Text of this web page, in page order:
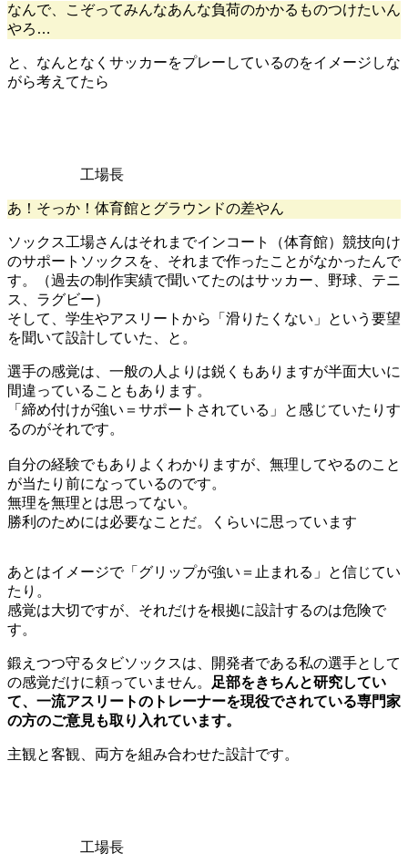
なんで、こぞってみんなあんな負荷のかかるものつけたいん
やろ…
と、なんとなくサッカーをプレーしているのをイメージしな
がら考えてたら
工場長
あ！そっか！体育館とグラウンドの差やん
ソックス工場さんはそれまでインコート（体育館）競技向け
のサポートソックスを、それまで作ったことがなかったんで
す。（過去の制作実績で聞いてたのはサッカー、野球、テニ
ス、ラグビー）
そして、学生やアスリートから「滑りたくない」という要望
を聞いて設計していた、と。
選手の感覚は、一般の人よりは鋭くもありますが半面大いに
間違っていることもあります。
「締め付けが強い＝サポートされている」と感じていたりす
るのがそれです。
自分の経験でもありよくわかりますが、無理してやるのこと
が当たり前になっているのです。
無理を無理とは思ってない。
勝利のためには必要なことだ。くらいに思っています
あとはイメージで「グリップが強い＝止まれる」と信じてい
たり。
感覚は大切ですが、それだけを根拠に設計するのは危険で
す。
鍛えつつ守るタビソックスは、開発者である私の選手として
の感覚だけに頼っていません。
足部をきちんと研究してい
て、一流アスリートのトレーナーを現役でされている専門家
の方のご意見も取り入れています。
主観と客観、両方を組み合わせた設計です。
工場長